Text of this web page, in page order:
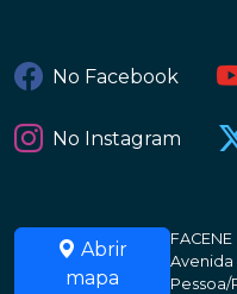
No Facebook
No Instagram
Abrir
mapa
FACENE
Avenida
Pessoa/